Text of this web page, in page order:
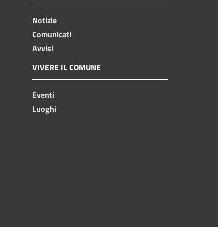
Notizie
Comunicati
Avvisi
VIVERE IL COMUNE
Eventi
Luoghi